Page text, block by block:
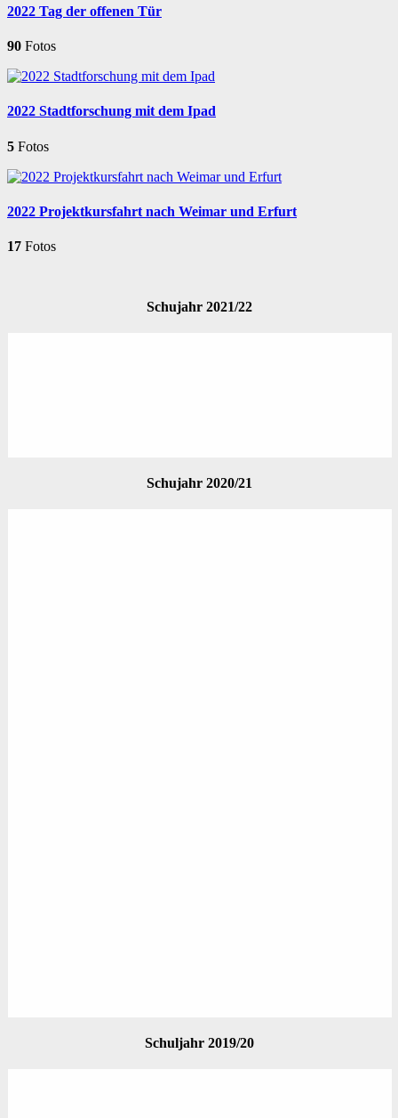
2022 Tag der offenen Tür
90 Fotos
2022 Stadtforschung mit dem Ipad
5 Fotos
2022 Projektkursfahrt nach Weimar und Erfurt
17 Fotos
Schujahr 2021/22
Schujahr 2020/21
Schuljahr 2019/20